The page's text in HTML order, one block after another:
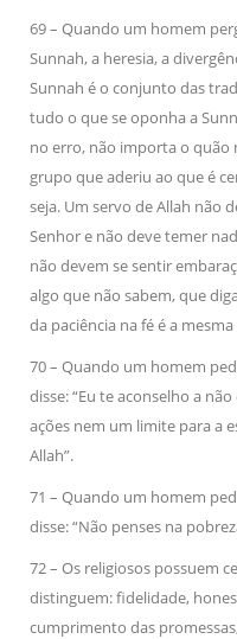
69 – Quando um homem
Sunnah, a heresia, a
Sunnah é o conjunto das
tudo o que se oponha a
no erro, não importa o quão
grupo que aderiu ao que é
seja. Um servo de Allah não
Senhor e não deve temer
não devem se sentir
algo que não sabem, que
da paciência na fé é a
70 – Quando um homem
disse: “Eu te aconselho a
ações nem um limite para a
Allah”.
71 – Quando um homem
disse: “Não penses na
72 – Os religiosos possuem
distinguem: fidelidade,
cumprimento das